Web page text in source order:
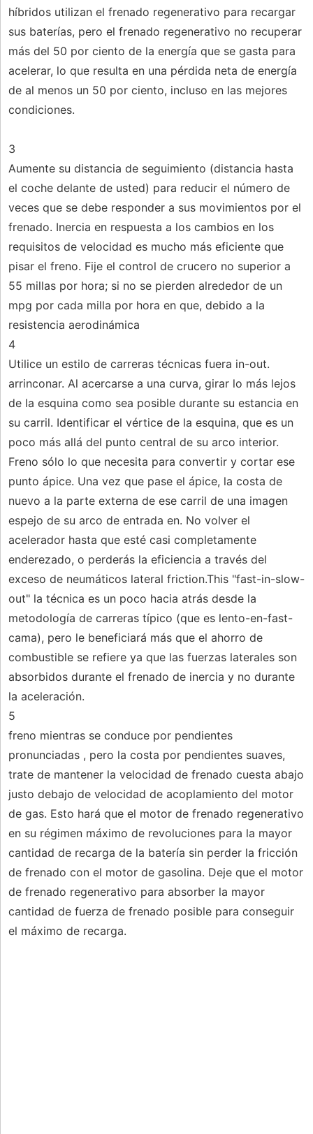
híbridos utilizan el frenado regenerativo para recargar
sus baterías, pero el frenado regenerativo no recuperar
más del 50 por ciento de la energía que se gasta para
acelerar, lo que resulta en una pérdida neta de energía
de al menos un 50 por ciento, incluso en las mejores
condiciones.
3
Aumente su distancia de seguimiento (distancia hasta
el coche delante de usted) para reducir el número de
veces que se debe responder a sus movimientos por el
frenado. Inercia en respuesta a los cambios en los
requisitos de velocidad es mucho más eficiente que
pisar el freno. Fije el control de crucero no superior a
55 millas por hora; si no se pierden alrededor de un
mpg por cada milla por hora en que, debido a la
resistencia aerodinámica
4
Utilice un estilo de carreras técnicas fuera in-out.
arrinconar. Al acercarse a una curva, girar lo más lejos
de la esquina como sea posible durante su estancia en
su carril. Identificar el vértice de la esquina, que es un
poco más allá del punto central de su arco interior.
Freno sólo lo que necesita para convertir y cortar ese
punto ápice. Una vez que pase el ápice, la costa de
nuevo a la parte externa de ese carril de una imagen
espejo de su arco de entrada en. No volver el
acelerador hasta que esté casi completamente
enderezado, o perderás la eficiencia a través del
exceso de neumáticos lateral friction.This "fast-in-slow-
out" la técnica es un poco hacia atrás desde la
metodología de carreras típico (que es lento-en-fast-
cama), pero le beneficiará más que el ahorro de
combustible se refiere ya que las fuerzas laterales son
absorbidos durante el frenado de inercia y no durante
la aceleración.
5
freno mientras se conduce por pendientes
pronunciadas , pero la costa por pendientes suaves,
trate de mantener la velocidad de frenado cuesta abajo
justo debajo de velocidad de acoplamiento del motor
de gas. Esto hará que el motor de frenado regenerativo
en su régimen máximo de revoluciones para la mayor
cantidad de recarga de la batería sin perder la fricción
de frenado con el motor de gasolina. Deje que el motor
de frenado regenerativo para absorber la mayor
cantidad de fuerza de frenado posible para conseguir
el máximo de recarga.